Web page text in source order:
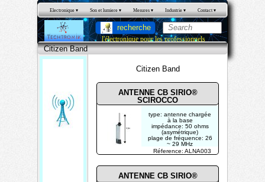
Electronique ▾ Son et lumiere ▾ Mesures ▾ Industrie ▾ Contact ▾
recherche
l'électronique pour les professionnels
Citizen Band
Citizen Band
type: antenne chargée
à la base
impédance: 50 ohms
(asymétrique)
plage de fréquence: 26
~ 29 MHz
polarisation: vertical
Réference: ALNA003
ANTENNE CB SIRIO®
SCIROCCO
ANTENNE CB SIRIO®